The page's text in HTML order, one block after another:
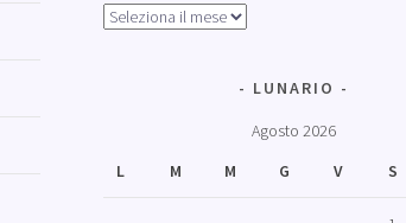
Archivi
LUNARIO
Agosto 2026
L
M M G V S